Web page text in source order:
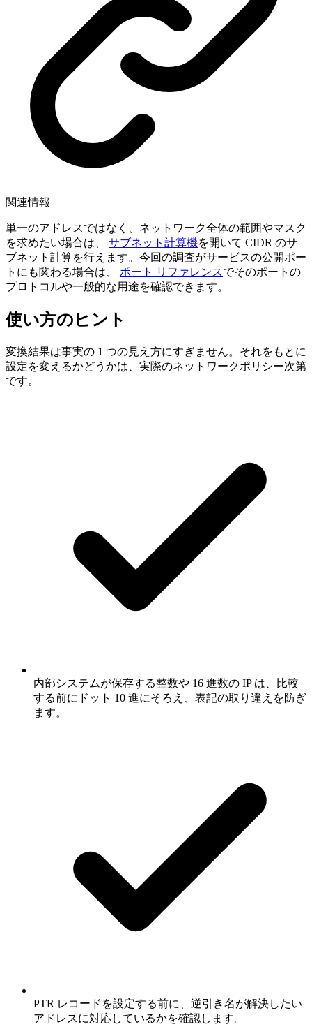
関連情報
単一のアドレスではなく、ネットワーク全体の範囲やマスク
を求めたい場合は、 サブネット計算機を開いて CIDR のサ
ブネット計算を行えます。今回の調査がサービスの公開ポー
トにも関わる場合は、 ポート リファレンスでそのポートの
プロトコルや一般的な用途を確認できます。
使い方のヒント
変換結果は事実の 1 つの見え方にすぎません。それをもとに
設定を変えるかどうかは、実際のネットワークポリシー次第
です。
内部システムが保存する整数や 16 進数の IP は、比較
する前にドット 10 進にそろえ、表記の取り違えを防ぎ
ます。
PTR レコードを設定する前に、逆引き名が解決したい
アドレスに対応しているかを確認します。